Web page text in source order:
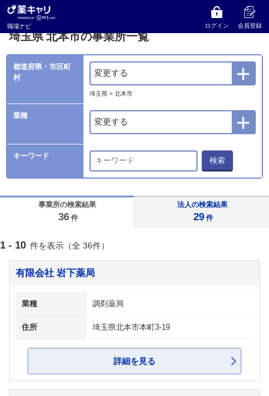
職場ナビ ログイン 会員登録
薬キャリ 職場ナビ 北本市の事業所一覧
埼玉県 北本市の事業所一覧
都道府県・市区町
村
変更する
埼玉県 > 北本市
業種
変更する
キーワード 検索
事業所の検索結果
36 件
法人の検索結果
29 件
1 - 10 件を表示（全 36件）
有限会社 岩下薬局
業種 調剤薬局
住所 埼玉県北本市本町3-19
詳細を見る